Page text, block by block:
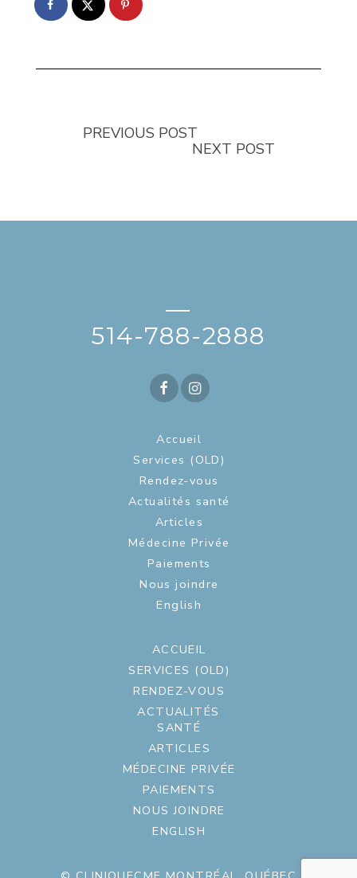
PREVIOUS POST
NEXT POST
—
514-788-2888
Accueil
Services (OLD)
Rendez-vous
Actualités santé
Articles
Médecine Privée
Paiements
Nous joindre
English
ACCUEIL
SERVICES (OLD)
RENDEZ-VOUS
ACTUALITÉS
SANTÉ
ARTICLES
MÉDECINE PRIVÉE
PAIEMENTS
NOUS JOINDRE
ENGLISH